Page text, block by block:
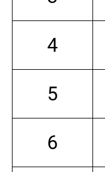
4
5
6